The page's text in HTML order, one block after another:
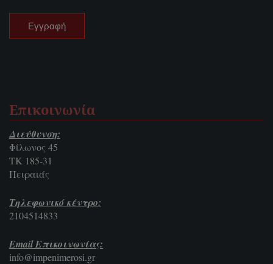
Επικοινωνία
Διεύθυνση:
Φίλωνος 45
ΤΚ 185-31
Πειραιάς
Τηλεφωνικό κέντρο:
2104514833
Email Επικοινωνίας:
info@impenimerosi.gr